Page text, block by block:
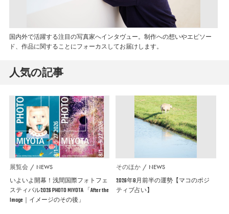
国内外で活躍する注目の写真家へインタヴュー。制作への想いやエピソー
ド、作品に関することにフォーカスしてお届けします。
人気の記事
展覧会 NEWS
いよいよ開幕！浅間国際フォトフェ
スティバル2026 PHOTO MIYOTA 「After the
Image｜イメージのその後」
そのほか NEWS
2026年8月前半の運勢【マコのポジ
ティブ占い】